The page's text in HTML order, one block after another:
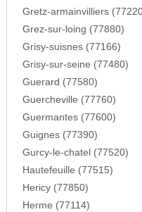
Gretz-armainvilliers
Grez-sur-loing (77880)
Grisy-suisnes (77166)
Grisy-sur-seine (77480)
Guerard (77580)
Guercheville (77760)
Guermantes (77600)
Guignes (77390)
Gurcy-le-chatel (77520)
Hautefeuille (77515)
Hericy (77850)
Herme (77114)